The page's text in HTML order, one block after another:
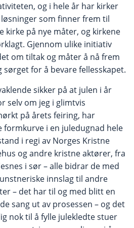
og i hele år har kirker
som finner frem til
kirke på nye måter, og kirkene
Gjennom ulike initiativ
om tiltak og måter å nå frem
sørget for å bevare felles­skapet.
sikker på at julen i år
selv om jeg i glimtvis
på årets feiring, har
i en juledugnad hele
i regi av Norges Kristne
og andre kristne aktører, fra
i sør – alle bidrar de med
innslag til andre
– det har til og med blitt en
sang ut av prosessen – og det
nok til å fylle julekledte stuer